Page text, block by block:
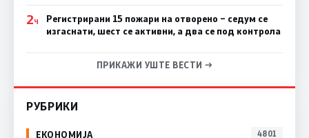
2Ч
Регистрирани 15 пожари на отворено – седум се
изгаснати, шест се активни, а два се под контрола
ПРИКАЖИ УШТЕ ВЕСТИ →
РУБРИКИ
ЕКОНОМИЈА 4801